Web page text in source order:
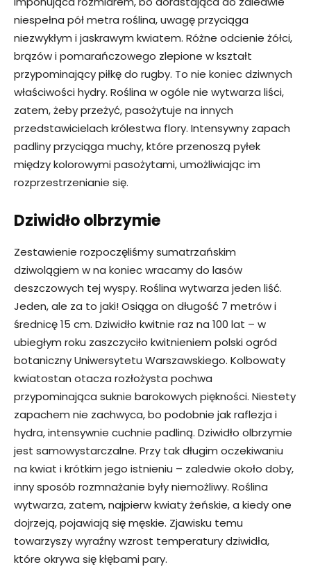
niespełna pół metra roślina, uwagę przyciąga
niezwykłym i jaskrawym kwiatem. Różne odcienie żółci,
brązów i pomarańczowego zlepione w kształt
przypominający piłkę do rugby. To nie koniec dziwnych
właściwości hydry. Roślina w ogóle nie wytwarza liści,
zatem, żeby przeżyć, pasożytuje na innych
przedstawicielach królestwa flory. Intensywny zapach
padliny przyciąga muchy, które przenoszą pyłek
między kolorowymi pasożytami, umożliwiając im
rozprzestrzenianie się.
Dziwidło olbrzymie
Zestawienie rozpoczęliśmy sumatrzańskim
dziwolągiem w na koniec wracamy do lasów
deszczowych tej wyspy. Roślina wytwarza jeden liść.
Jeden, ale za to jaki! Osiąga on długość 7 metrów i
średnicę 15 cm. Dziwidło kwitnie raz na 100 lat – w
ubiegłym roku zaszczyciło kwitnieniem polski ogród
botaniczny Uniwersytetu Warszawskiego. Kolbowaty
kwiatostan otacza rozłożysta pochwa
przypominająca suknie barokowych piękności. Niestety
zapachem nie zachwyca, bo podobnie jak raflezja i
hydra, intensywnie cuchnie padliną. Dziwidło olbrzymie
jest samowystarczalne. Przy tak długim oczekiwaniu
na kwiat i krótkim jego istnieniu – zaledwie około doby,
inny sposób rozmnażanie były niemożliwy. Roślina
wytwarza, zatem, najpierw kwiaty żeńskie, a kiedy one
dojrzeją, pojawiają się męskie. Zjawisku temu
towarzyszy wyraźny wzrost temperatury dziwidła,
które okrywa się kłębami pary.